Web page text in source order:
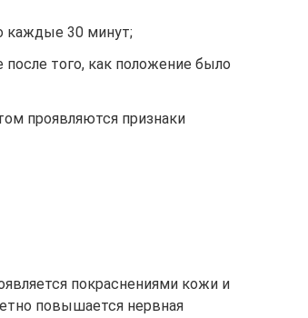
каждые 30 минут;
того, как положение было
проявляются признаки
покраснениями кожи и
повышается нервная